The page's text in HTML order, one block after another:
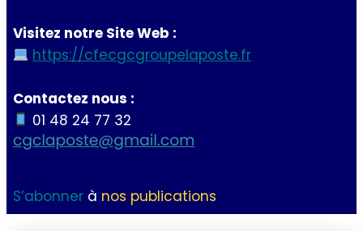
Visitez notre Site Web :
https://cfecgcgroupelaposte.fr
Contactez nous :
01 48 24 77 32
S’abonner à nos publications